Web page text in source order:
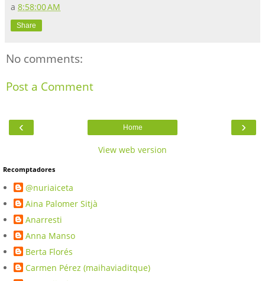
a 8:58:00 AM
Share
No comments:
Post a Comment
‹ ›
Home
View web version
Recomptadores
@nuriaiceta
Aina Palomer Sitjà
Anarresti
Anna Manso
Berta Florés
Carmen Pérez (maihaviaditque)